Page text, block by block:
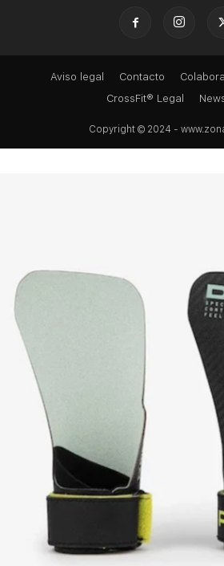
Aviso legal Contacto
CrossFit® Legal
Copyright © 2024 -